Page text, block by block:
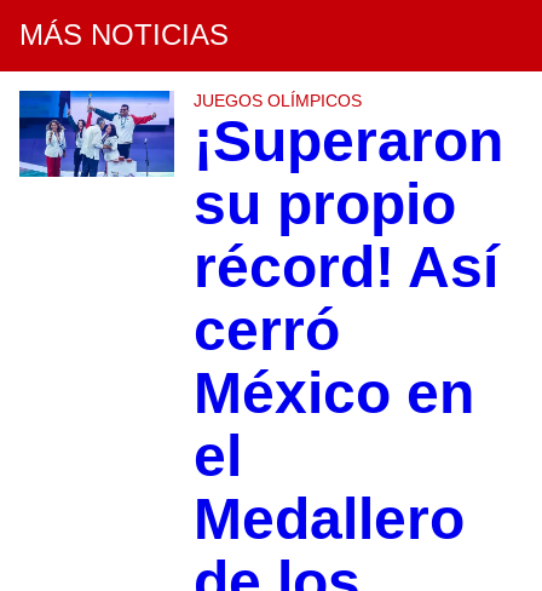
MÁS NOTICIAS
JUEGOS OLÍMPICOS
¡Superaron
su propio
récord! Así
cerró
México en
el
Medallero